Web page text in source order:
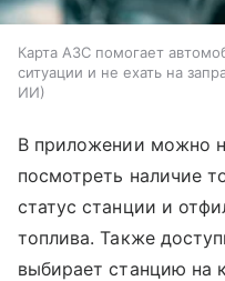
Карта АЗС помогает
ситуации и не ехать на
ИИ
В приложении можно
посмотреть наличие
статус станции и
топлива. Также
выбирает станцию на